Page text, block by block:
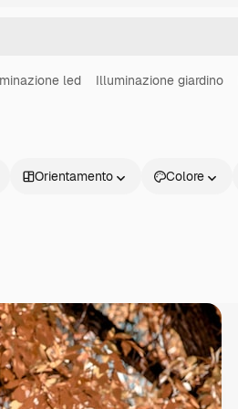
led Illuminazione giardino
Orientamento Colore
Prodotti Inizia